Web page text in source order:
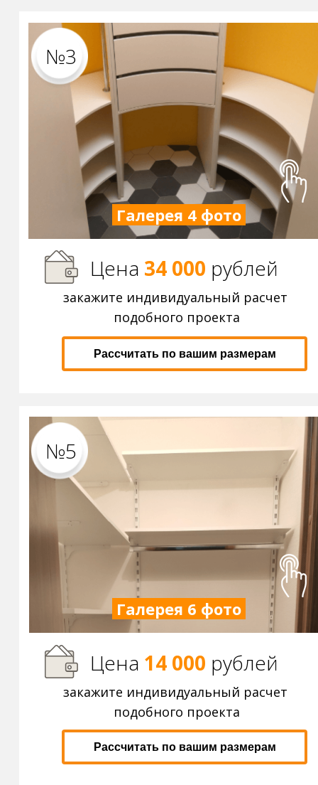
Галерея 4 фото
закажите индивидуальный расчет
подобного проекта
Цена 34 000 рублей
закажите индивидуальный расчет
подобного проекта
№5
Галерея 6 фото
Рассчитать по вашим размерам
№3
Цена 14 000 рублей
Рассчитать по вашим размерам